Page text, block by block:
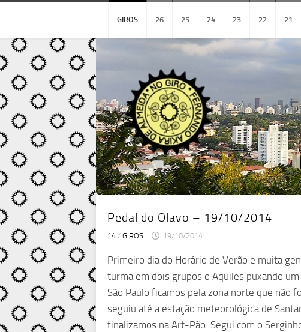
Skip
GIROS 26 25 24 23 22 21
Pedal do Olavo – 19/10/2014
14 / GIROS 19/10/2014
Primeiro dia do Horário de Verão e muita
turma em dois grupos o Aquiles puxando
São Paulo ficamos pela zona norte que
seguiu até a estação meteorológica de
finalizamos na Art-Pão. Segui com o